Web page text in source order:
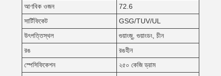
আণবিক ওজন
72.6
সার্টিফিকেট
GSG/TUV/UL
উৎপত্তিস্থল
গুয়াংজু, গুয়াংডং, চীন
রঙ
রঙহীন
স্পেসিফিকেশন
২৫০ কেজি ড্রাম